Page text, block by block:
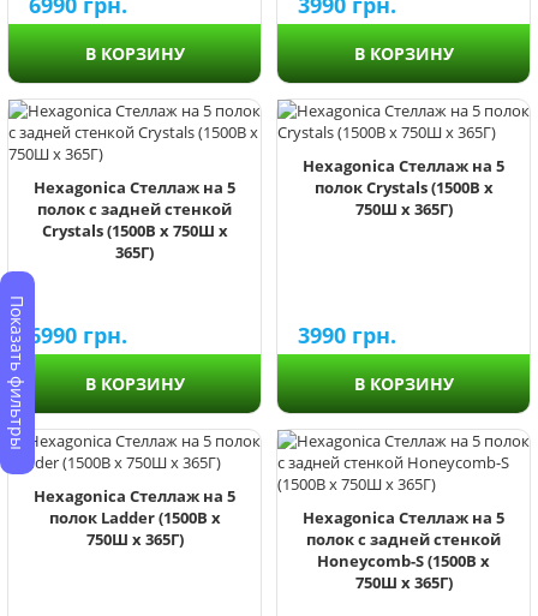
Показать фильтры
В КОРЗИНУ В КОРЗИНУ
Hexagonica Стеллаж на 5
полок с задней стенкой
Crystals (1500В х 750Ш х
365Г)
6990 грн.
В КОРЗИНУ
Hexagonica Стеллаж на 5
полок Crystals (1500В х
750Ш х 365Г)
3990 грн.
В КОРЗИНУ
Hexagonica Стеллаж на 5
полок Ladder (1500В х
750Ш х 365Г)
Hexagonica Стеллаж на 5
полок с задней стенкой
Honeycomb-S (1500В х
750Ш х 365Г)